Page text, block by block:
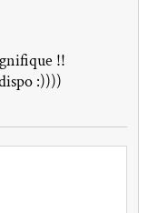
!!
:))))